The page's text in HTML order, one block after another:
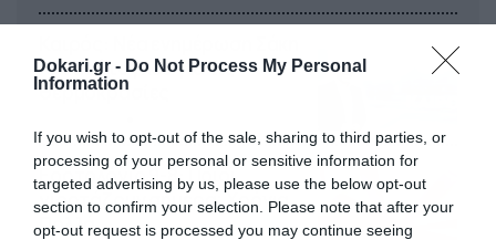
Dokari.gr - Do Not Process My Personal
Information
If you wish to opt-out of the sale, sharing to third parties, or
processing of your personal or sensitive information for
targeted advertising by us, please use the below opt-out
section to confirm your selection. Please note that after your
opt-out request is processed you may continue seeing
Αρναούτογλου για τις
θερμοκρασίες
Εορτολόγιο 9-8: Ποιοι
γιορτάζουν σήμερα; Χρόνια
Πολλά